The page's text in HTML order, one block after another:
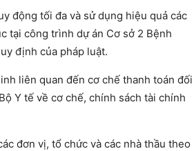
động tối đa và sử dụng hiệu quả các
tại công trình dự án Cơ sở 2 Bệnh
định của pháp luật.
liên quan đến cơ chế thanh toán đối
Y tế về cơ chế, chính sách tài chính
đơn vị, tổ chức và các nhà thầu theo